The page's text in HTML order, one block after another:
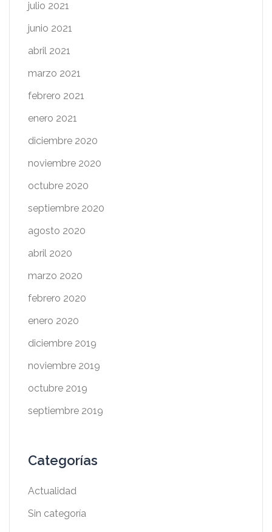
julio 2021
junio 2021
abril 2021
marzo 2021
febrero 2021
enero 2021
diciembre 2020
noviembre 2020
octubre 2020
septiembre 2020
agosto 2020
abril 2020
marzo 2020
febrero 2020
enero 2020
diciembre 2019
noviembre 2019
octubre 2019
septiembre 2019
Categorías
Actualidad
Sin categoría